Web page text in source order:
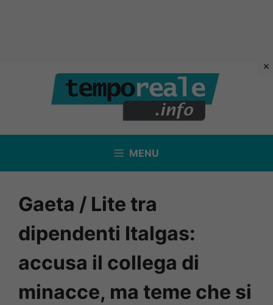
contenuto
MENU
Gaeta / Lite tra
dipendenti Italgas:
accusa il collega di
minacce, ma teme che si